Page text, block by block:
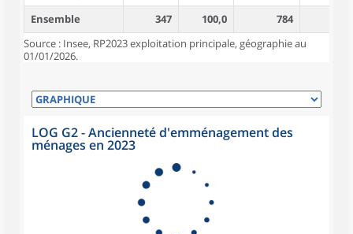
Ensemble
347 100,0 784
Source : Insee, RP2023 exploitation principale, géographie au
01/01/2026.
LOG G2 - Ancienneté d'emménagement des
ménages en 2023